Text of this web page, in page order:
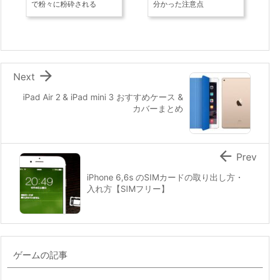
で粉々に粉砕される
分かった注意点
iPad Air 2 & iPad mini 3 おすすめケース &
カバーまとめ

Next
iPhone 6,6s のSIMカードの取り出し方・
入れ方【SIMフリー】
 Prev
ゲームの記事